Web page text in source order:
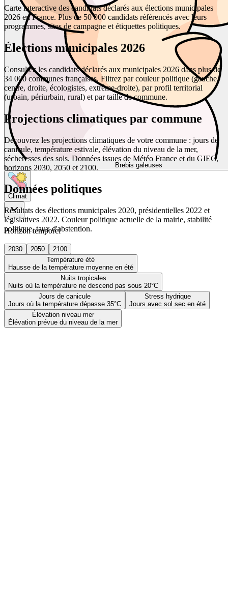
Brebis galeuses
Climat
Horizon temporel
2030 2050
2100
Température été
Hausse de la température moyenne en été
Nuits tropicales
Nuits où la température ne descend pas sous 20°C
Jours de canicule
Jours où la température dépasse 35°C
Stress hydrique
Jours avec sol sec en été
Élévation niveau mer
Élévation prévue du niveau de la mer
Carte interactive des candidats déclarés aux élections municipales
2026 en France. Plus de 50 000 candidats référencés avec leurs
programmes, sites de campagne et étiquettes politiques.
Élections municipales 2026
Consultez les candidats déclarés aux municipales 2026 dans plus de
34 000 communes françaises. Filtrez par couleur politique (gauche,
centre, droite, écologistes, extrême-droite), par profil territorial
(urbain, périurbain, rural) et par taille de commune.
Projections climatiques par commune
Découvrez les projections climatiques de votre commune : jours de
canicule, température estivale, élévation du niveau de la mer,
sécheresses des sols. Données issues de Météo France et du GIEC,
horizons 2030, 2050 et 2100.
Données politiques
Résultats des élections municipales 2020, présidentielles 2022 et
législatives 2022. Couleur politique actuelle de la mairie, stabilité
politique, taux d'abstention.